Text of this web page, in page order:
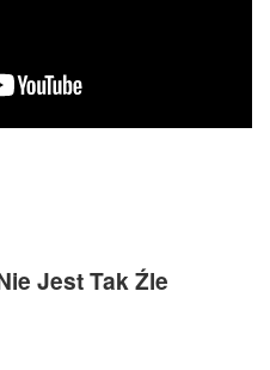
Jest Tak Źle